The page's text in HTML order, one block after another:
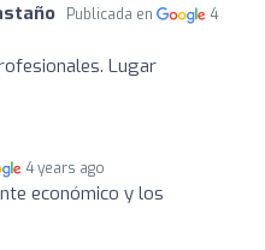
Publicada en
4
Lugar
4 years ago
económico y los